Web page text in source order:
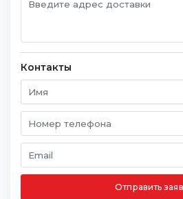
Контакты
Отправить